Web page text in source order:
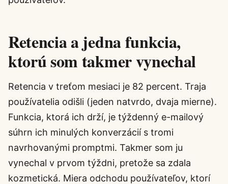
Retencia a jedna funkcia,
ktorú som takmer vynechal
Retencia v treťom mesiaci je 82 percent. Traja
používatelia odišli (jeden natvrdo, dvaja mierne).
Funkcia, ktorá ich drží, je týždenný e-mailový
súhrn ich minulých konverzácií s tromi
navrhovanými promptmi. Takmer som ju
vynechal v prvom týždni, pretože sa zdala
kozmetická. Miera odchodu používateľov, ktorí